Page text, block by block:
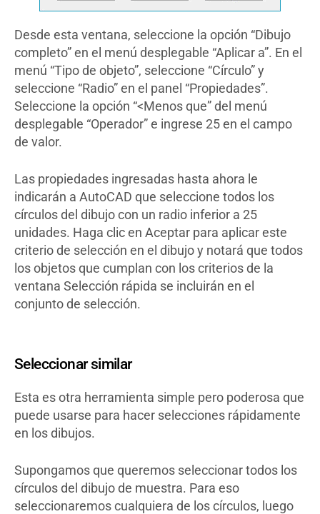
Desde esta ventana, seleccione la opción “Dibujo
completo” en el menú desplegable “Aplicar a”. En el
menú “Tipo de objeto”, seleccione “Círculo” y
seleccione “Radio” en el panel “Propiedades”.
Seleccione la opción “<Menos que” del menú
desplegable “Operador” e ingrese 25 en el campo
de valor.
Las propiedades ingresadas hasta ahora le
indicarán a AutoCAD que seleccione todos los
círculos del dibujo con un radio inferior a 25
unidades. Haga clic en Aceptar para aplicar este
criterio de selección en el dibujo y notará que todos
los objetos que cumplan con los criterios de la
ventana Selección rápida se incluirán en el
conjunto de selección.
Seleccionar similar
Esta es otra herramienta simple pero poderosa que
puede usarse para hacer selecciones rápidamente
en los dibujos.
Supongamos que queremos seleccionar todos los
círculos del dibujo de muestra. Para eso
seleccionaremos cualquiera de los círculos, luego